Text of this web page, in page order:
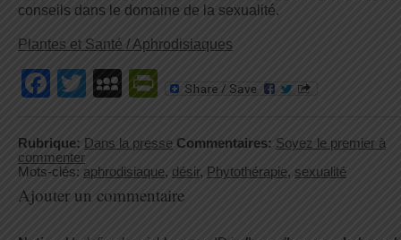
conseils dans le domaine de la sexualité.
Plantes et Santé / Aphrodisiaques
Facebook
TwitterMySpace
PrintFriendly
Rubrique: Dans la presse Commentaires: Soyez le premier à
commenter
Mots-clés: aphrodisiaque, désir, Phytothérapie, sexualité
Ajouter un commentaire